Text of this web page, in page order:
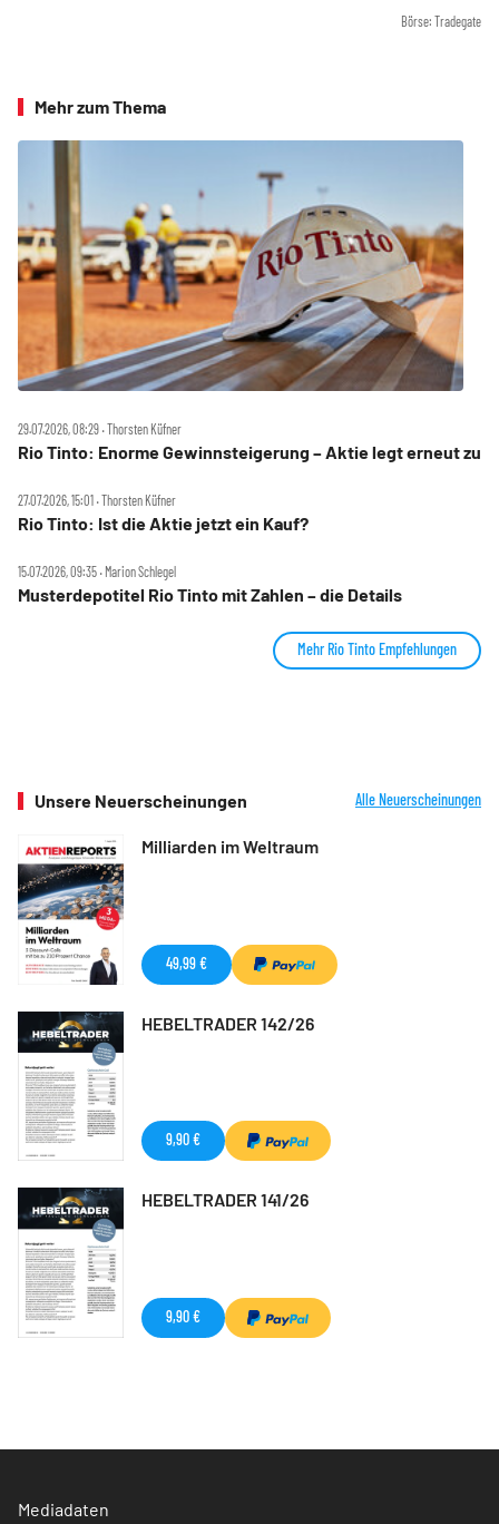
Börse: Tradegate
Mehr zum Thema
29.07.2026, 08:29 ‧ Thorsten Küfner
Rio Tinto: Enorme Gewinnsteigerung – Aktie legt erneut zu
27.07.2026, 15:01 ‧ Thorsten Küfner
Rio Tinto: Ist die Aktie jetzt ein Kauf?
15.07.2026, 09:35 ‧ Marion Schlegel
Musterdepotitel Rio Tinto mit Zahlen – die Details
Mehr Rio Tinto Empfehlungen
Unsere Neuerscheinungen Alle Neuerscheinungen
Milliarden im Weltraum
49,99 €
HEBELTRADER 142/26
9,90 €
HEBELTRADER 141/26
9,90 €
Mediadaten